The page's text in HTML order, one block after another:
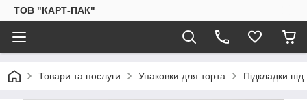
ТОВ "КАРТ-ПАК"
Товари та послуги Упаковки для торта Підкладки під